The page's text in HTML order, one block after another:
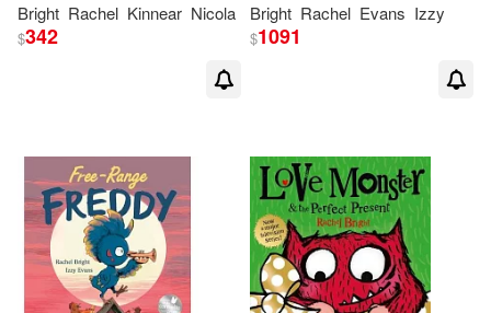
Bright Rachel Kinnear Nicola
$342
Bright Rachel Evans Izzy
$1091